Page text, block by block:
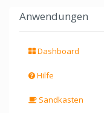
Anwendungen
Dashboard
Hilfe
Sandkasten